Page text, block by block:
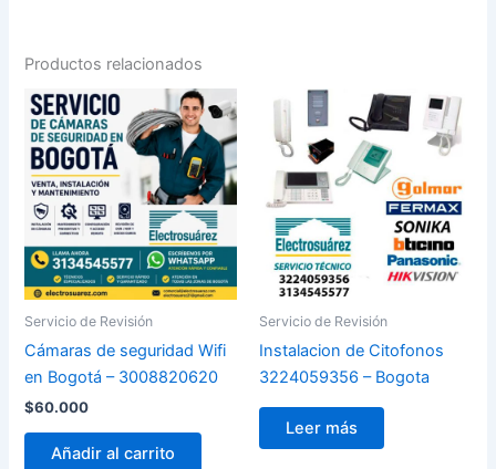
Productos relacionados
Servicio de Revisión
Cámaras de seguridad Wifi
en Bogotá – 3008820620
$60.000
Añadir al carrito
Servicio de Revisión
Instalacion de Citofonos
3224059356 – Bogota
Leer más